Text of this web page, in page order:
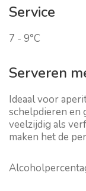
Service
7 - 9°C
Serveren
Ideaal voor
schelpdieren en
veelzijdig als
maken het de